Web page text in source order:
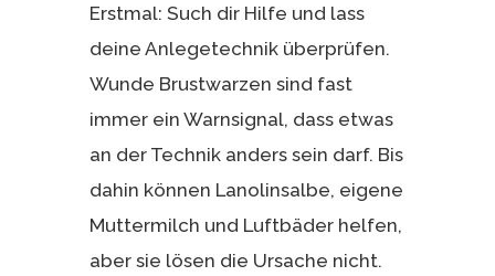
Erstmal: Such dir Hilfe und lass
deine Anlegetechnik überprüfen.
Wunde Brustwarzen sind fast
immer ein Warnsignal, dass etwas
an der Technik anders sein darf. Bis
dahin können Lanolinsalbe, eigene
Muttermilch und Luftbäder helfen,
aber sie lösen die Ursache nicht.